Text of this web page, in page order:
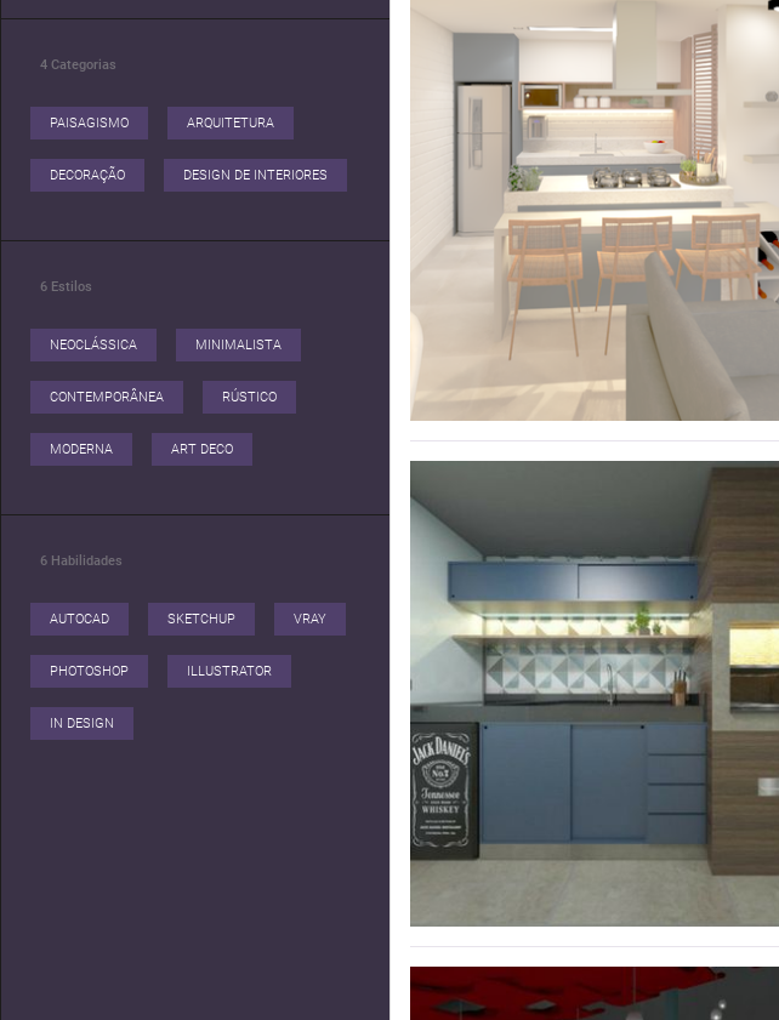
4 Categorias
PAISAGISMO ARQUITETURA
DECORAÇÃO DESIGN DE INTERIORES
6 Estilos
NEOCLÁSSICA MINIMALISTA
CONTEMPORÂNEA RÚSTICO
MODERNA ART DECO
6 Habilidades
AUTOCAD SKETCHUP VRAY
PHOTOSHOP ILLUSTRATOR
IN DESIGN